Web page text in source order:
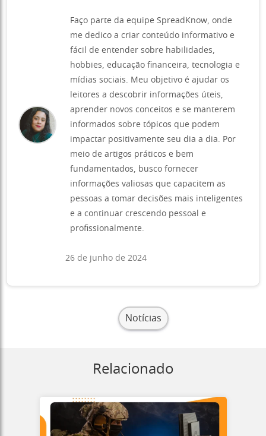
Faço parte da equipe SpreadKnow, onde
me dedico a criar conteúdo informativo e
fácil de entender sobre habilidades,
hobbies, educação financeira, tecnologia e
mídias sociais. Meu objetivo é ajudar os
leitores a descobrir informações úteis,
aprender novos conceitos e se manterem
informados sobre tópicos que podem
impactar positivamente seu dia a dia. Por
meio de artigos práticos e bem
fundamentados, busco fornecer
informações valiosas que capacitem as
pessoas a tomar decisões mais inteligentes
e a continuar crescendo pessoal e
profissionalmente.
26 de junho de 2024
Notícias
Relacionado